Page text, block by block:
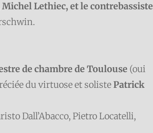
Lethiec, et le contrebassiste
de chambre de Toulouse (oui
du virtuose et solistePatrick
Dall’Abacco, Pietro Locatelli,